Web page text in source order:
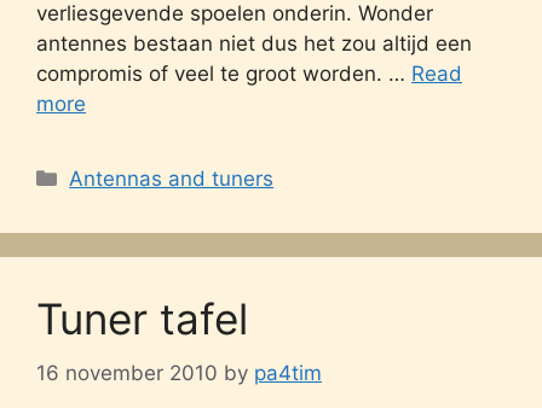
verliesgevende spoelen onderin. Wonder
antennes bestaan niet dus het zou altijd een
compromis of veel te groot worden. … Read
more
Categories
Antennas and tuners
Tuner tafel
16 november 2010 by pa4tim